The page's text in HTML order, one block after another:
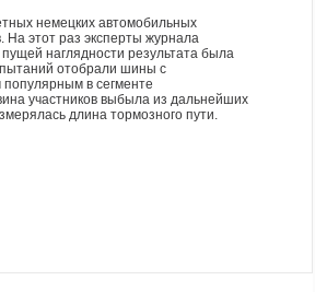
немецких автомобильных
На этот раз эксперты журнала
наглядности результата была
отобрали шины с
в сегменте
участников выбыла из дальнейших
длина тормозного пути.